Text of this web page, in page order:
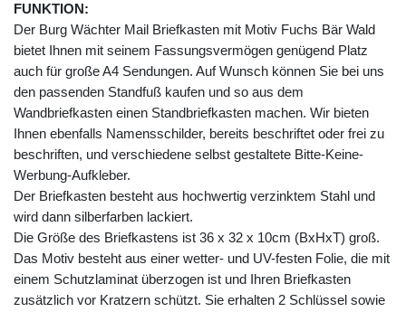
FUNKTION:
Der Burg Wächter Mail Briefkasten mit Motiv Fuchs Bär Wald
bietet Ihnen mit seinem Fassungsvermögen genügend Platz
auch für große A4 Sendungen. Auf Wunsch können Sie bei uns
den passenden Standfuß kaufen und so aus dem
Wandbriefkasten einen Standbriefkasten machen. Wir bieten
Ihnen ebenfalls Namensschilder, bereits beschriftet oder frei zu
beschriften, und verschiedene selbst gestaltete Bitte-Keine-
Werbung-Aufkleber.
Der Briefkasten besteht aus hochwertig verzinktem Stahl und
wird dann silberfarben lackiert.
Die Größe des Briefkastens ist 36 x 32 x 10cm (BxHxT) groß.
Das Motiv besteht aus einer wetter- und UV-festen Folie, die mit
einem Schutzlaminat überzogen ist und Ihren Briefkasten
zusätzlich vor Kratzern schützt. Sie erhalten 2 Schlüssel sowie